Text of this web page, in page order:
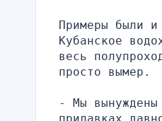
Примеры были
Кубанское
весь
просто вымер.
- Мы